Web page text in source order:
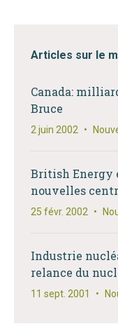
Articles sur le
Canada:
Bruce
2 juin 2002 •
British Energy
nouvelles
25 févr. 2002 •
Industrie
relance du
11 sept. 2001 •